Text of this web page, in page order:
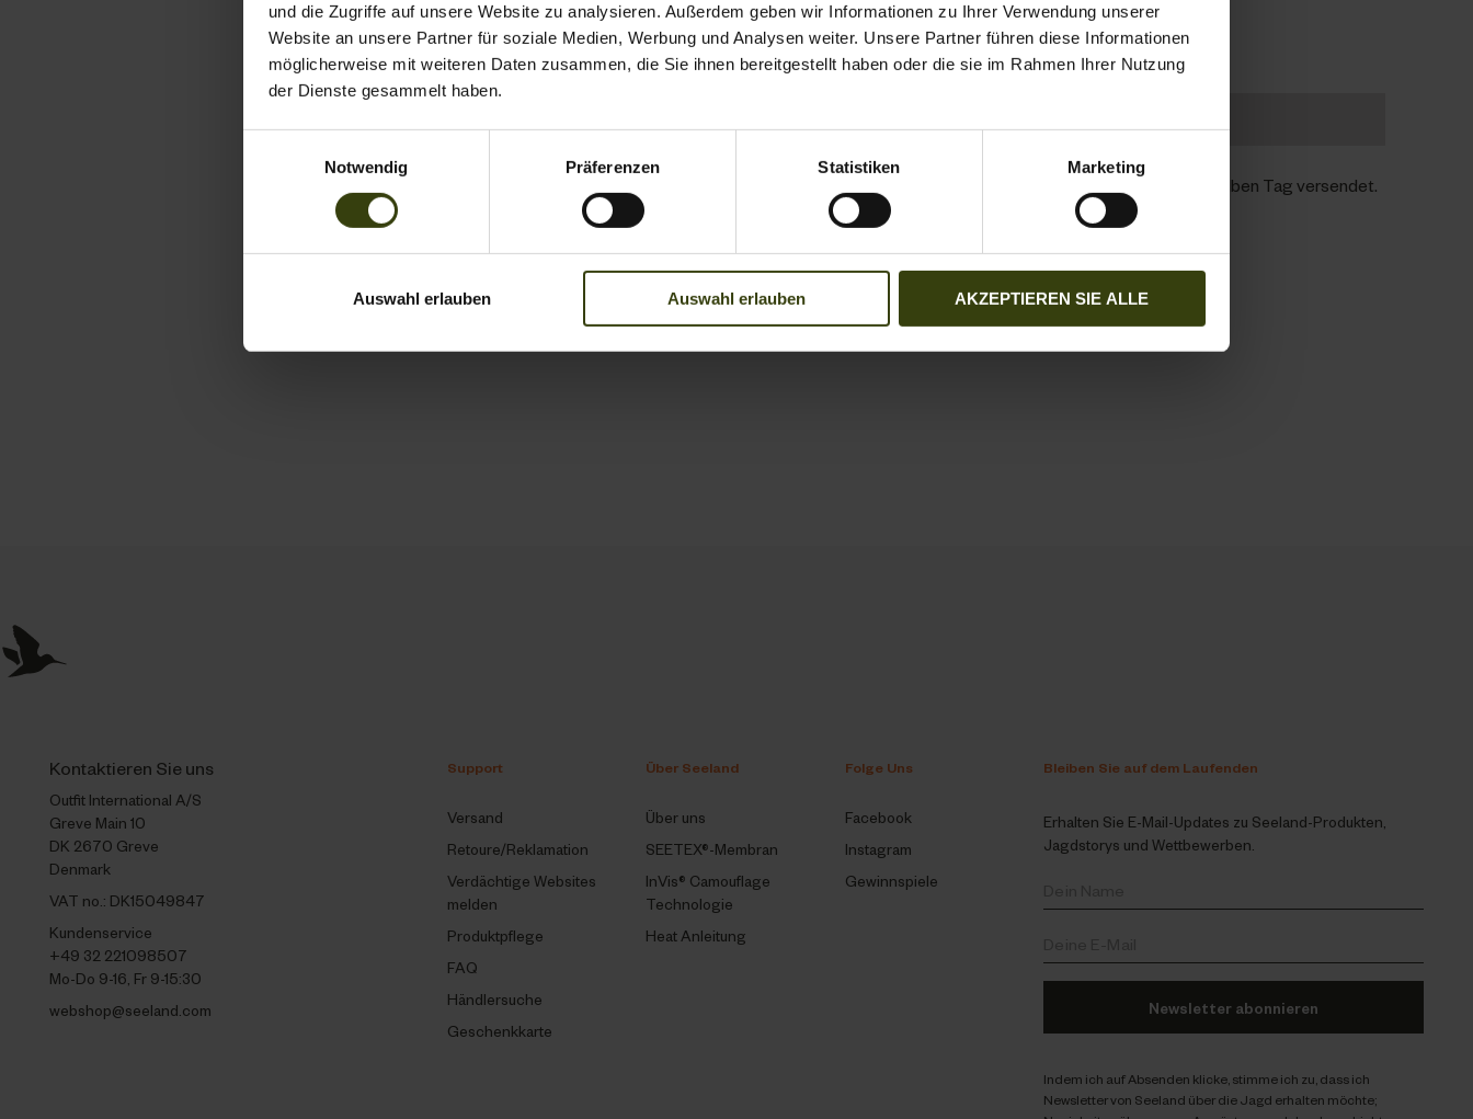
und die Zugriffe auf unsere Website zu analysieren. Außerdem geben wir Informationen zu Ihrer Verwendung unserer
Website an unsere Partner für soziale Medien, Werbung und Analysen weiter. Unsere Partner führen diese Informationen
möglicherweise mit weiteren Daten zusammen, die Sie ihnen bereitgestellt haben oder die sie im Rahmen Ihrer Nutzung
der Dienste gesammelt haben.
Notwendig
Präferenzen Statistiken Marketing
Auswahl erlauben Auswahl erlauben AKZEPTIEREN SIE ALLE
259.00 EUR 369.90 EUR
werden noch am selben Tag versendet.
Standard- und Expresszustellung an der Kasse verfügbar
90 Tage kostenloses Rückgaberecht
Kontaktieren Sie uns
Outfit International A/S
Greve Main 10
DK 2670 Greve
Denmark
VAT no.: DK15049847
Kundenservice
+49 32 221098507
Mo-Do 9-16, Fr 9-15:30
webshop@seeland.com
Support
Versand
Retoure/Reklamation
Verdächtige Websites
melden
Produktpflege
FAQ
Händlersuche
Geschenkkarte
Über Seeland
Über uns
SEETEX®-Membran
InVis® Camouflage
Technologie
Heat Anleitung
Folge Uns
Facebook
Instagram
Gewinnspiele
Bleiben Sie auf dem Laufenden
Erhalten Sie E-Mail-Updates zu Seeland-Produkten,
Jagdstorys und Wettbewerben.
Newsletter abonnieren
Indem ich auf Absenden klicke, stimme ich zu, dass ich
Newsletter von Seeland über die Jagd erhalten möchte;